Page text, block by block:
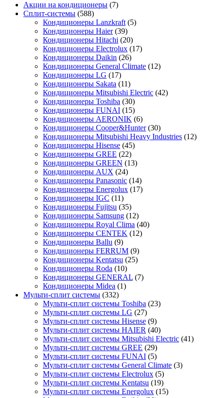
Акции на кондиционеры (7)
Сплит-системы (588)
Кондиционеры Lanzkraft (5)
Кондиционеры Haier (39)
Кондиционеры Hitachi (20)
Кондиционеры Electrolux (17)
Кондиционеры Daikin (26)
Кондиционеры General Climate (12)
Кондиционеры LG (17)
Кондиционеры Sakata (11)
Кондиционеры Mitsubishi Electric (42)
Кондиционеры Toshiba (30)
Кондиционеры FUNAI (15)
Кондиционеры AERONIK (6)
Кондиционеры Cooper&Hunter (30)
Кондиционеры Mitsubishi Heavy Industries (12)
Кондиционеры Hisense (45)
Кондиционеры GREE (22)
Кондиционеры GREEN (13)
Кондиционеры AUX (24)
Кондиционеры Panasonic (14)
Кондиционеры Energolux (17)
Кондиционеры IGC (11)
Кондиционеры Fujitsu (35)
Кондиционеры Samsung (12)
Кондиционеры Royal Clima (40)
Кондиционеры CENTEK (12)
Кондиционеры Ballu (9)
Кондиционеры FERRUM (9)
Кондиционеры Kentatsu (25)
Кондиционеры Roda (10)
Кондиционеры GENERAL (7)
Кондиционеры Midea (1)
Мульти-сплит системы (332)
Мульти-сплит системы Toshiba (23)
Мульти-сплит системы LG (27)
Мульти-сплит системы Hisense (9)
Мульти-сплит системы HAIER (40)
Мульти-сплит системы Mitsubishi Electric (41)
Мульти-сплит системы GREE (29)
Мульти-сплит системы FUNAI (5)
Мульти-сплит системы General Climate (3)
Мульти-сплит системы Electrolux (5)
Мульти-сплит системы Kentatsu (19)
Мульти-сплит системы Energolux (15)